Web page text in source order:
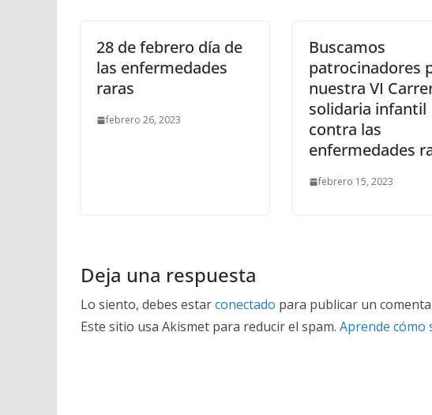
28 de febrero día de
las enfermedades
raras
febrero 26, 2023
Buscamos
patrocinadores
nuestra VI
solidaria infantil
contra las
enfermedades
febrero 15, 2023
Deja una respuesta
Lo siento, debes estarconectado para publicar un
Este sitio usa Akismet para reducir el spam. Aprende cómo